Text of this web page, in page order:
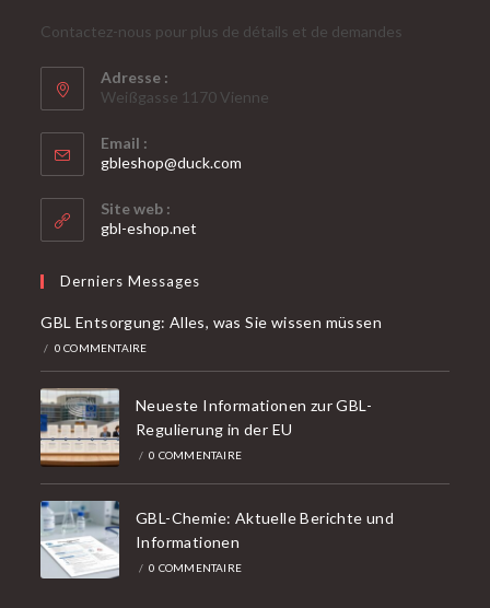
Contactez-nous pour plus de détails et de demandes
Adresse :
Weißgasse 1170 Vienne
Email :
gbleshop@duck.com
Site web :
gbl-eshop.net
Derniers Messages
GBL Entsorgung: Alles, was Sie wissen müssen
/ 0 COMMENTAIRE
Neueste Informationen zur GBL-
Regulierung in der EU
/ 0 COMMENTAIRE
GBL-Chemie: Aktuelle Berichte und
Informationen
/ 0 COMMENTAIRE